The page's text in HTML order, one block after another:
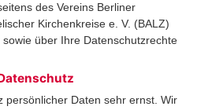
des Vereins Berliner
Kirchenkreise e. V. (BALZ)
über Ihre Datenschutzrechte
persönlicher Daten sehr ernst. Wir